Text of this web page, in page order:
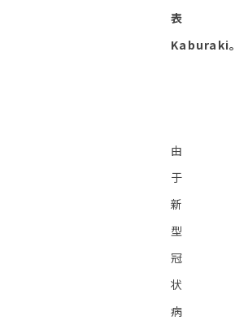
表
Kaburaki。
由
于
新
型
冠
状
病